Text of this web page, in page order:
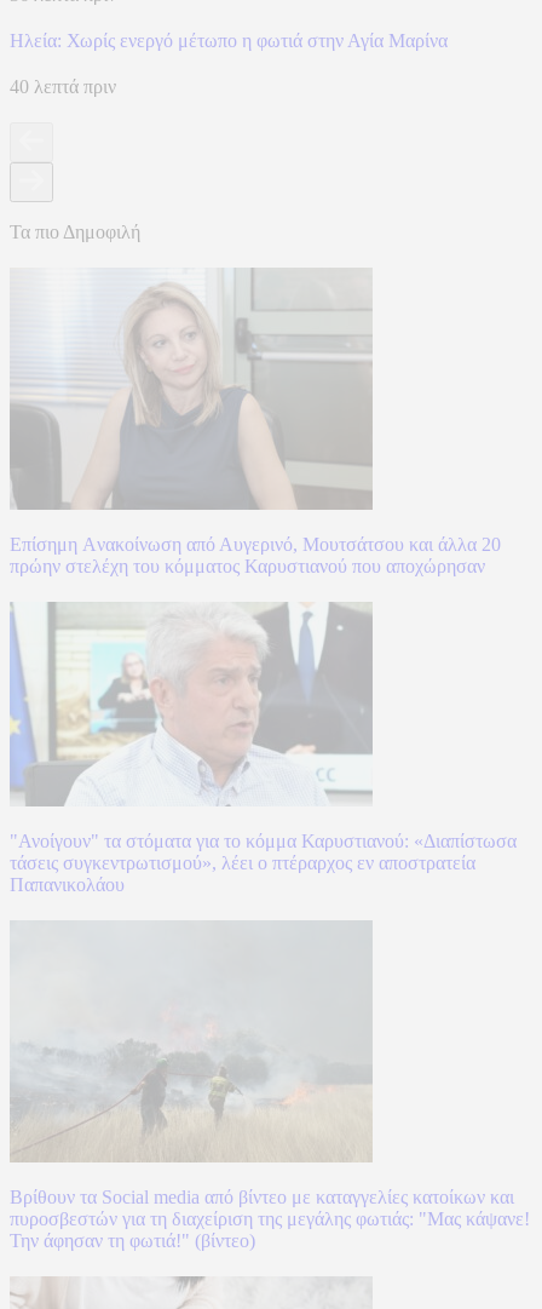
Ηλεία: Χωρίς ενεργό μέτωπο η φωτιά στην Αγία Μαρίνα
40 λεπτά πριν
Τα πιο Δημοφιλή
Επίσημη Aνακοίνωση από Αυγερινό, Μουτσάτσου και άλλα 20
πρώην στελέχη του κόμματος Καρυστιανού που αποχώρησαν
"Ανοίγουν" τα στόματα για το κόμμα Καρυστιανού: «Διαπίστωσα
τάσεις συγκεντρωτισμού», λέει ο πτέραρχος εν αποστρατεία
Παπανικολάου
Βρίθουν τα Social media από βίντεο με καταγγελίες κατοίκων και
πυροσβεστών για τη διαχείριση της μεγάλης φωτιάς: "Μας κάψανε!
Την άφησαν τη φωτιά!" (βίντεο)